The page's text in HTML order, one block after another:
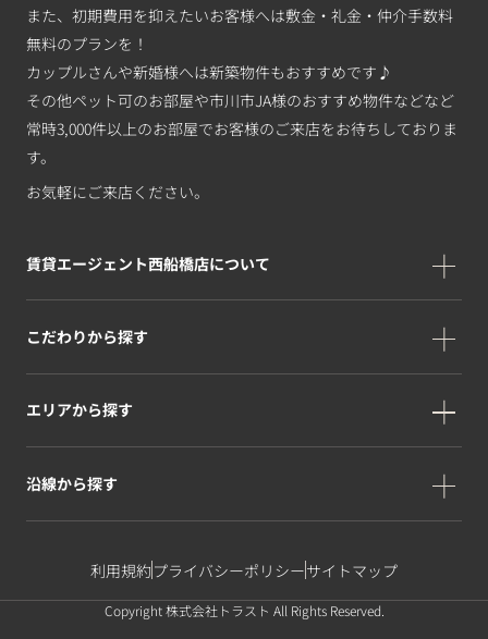
また、初期費用を抑えたいお客様へは敷金・礼金・仲介手数料
無料のプランを！
カップルさんや新婚様へは新築物件もおすすめです♪
その他ペット可のお部屋や市川市JA様のおすすめ物件などなど
常時3,000件以上のお部屋でお客様のご来店をお待ちしておりま
す。
お気軽にご来店ください。
賃貸エージェント西船橋店について
こだわりから探す
エリアから探す
沿線から探す
利用規約プライバシーポリシーサイトマップ
Copyright 株式会社トラスト All Rights Reserved.